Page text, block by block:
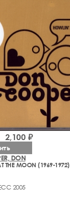
DON
THE MOON (1969-1972)
2005
2,100 ₽